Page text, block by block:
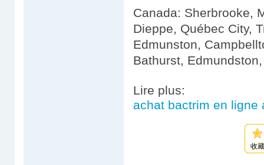
Canada: Sherbrooke,
Dieppe, Québec City,
Edmunston,
Bathurst,
Lire plus:
achat bactrim en ligne
收